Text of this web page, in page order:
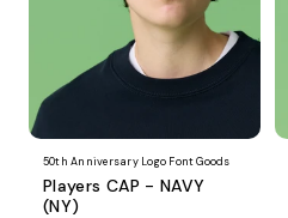
50th Anniversary Logo Font Goods
Players CAP - NAVY
(NY)